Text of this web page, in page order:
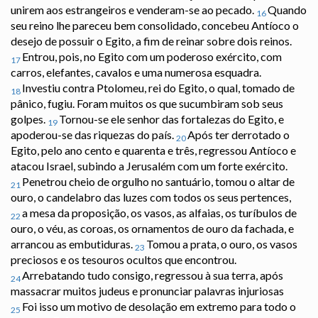
unirem aos estrangeiros e venderam-se ao pecado. 16Quando
seu reino lhe pareceu bem consolidado, concebeu Antíoco o
desejo de possuir o Egito, a fim de reinar sobre dois reinos.
17 Entrou, pois, no Egito com um poderoso exército, com
carros, elefantes, cavalos e uma numerosa esquadra.
18 Investiu contra Ptolomeu, rei do Egito, o qual, tomado de
pânico, fugiu. Foram muitos os que sucumbiram sob seus
golpes. 19 Tornou-se ele senhor das fortalezas do Egito, e
apoderou-se das riquezas do país. 20Após ter derrotado o
Egito, pelo ano cento e quarenta e três, regressou Antíoco e
atacou Israel, subindo a Jerusalém com um forte exército.
21 Penetrou cheio de orgulho no santuário, tomou o altar de
ouro, o candelabro das luzes com todos os seus pertences,
22 a mesa da proposição, os vasos, as alfaias, os turíbulos de
ouro, o véu, as coroas, os ornamentos de ouro da fachada, e
arrancou as embutiduras. 23 Tomou a prata, o ouro, os vasos
preciosos e os tesouros ocultos que encontrou.
24Arrebatando tudo consigo, regressou à sua terra, após
massacrar muitos judeus e pronunciar palavras injuriosas
25 Foi isso um motivo de desolação em extremo para todo o